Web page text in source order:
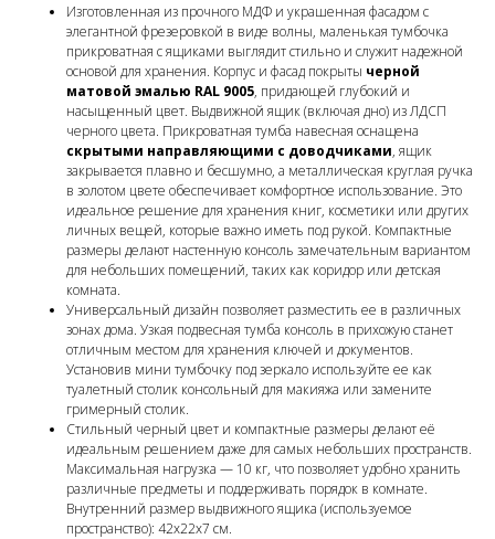
Изготовленная из прочного МДФ и украшенная фасадом с
элегантной фрезеровкой в виде волны, маленькая тумбочка
прикроватная с ящиками выглядит стильно и служит надежной
основой для хранения. Корпус и фасад покрыты черной
матовой эмалью RAL 9005, придающей глубокий и
насыщенный цвет. Выдвижной ящик (включая дно) из ЛДСП
черного цвета. Прикроватная тумба навесная оснащена
скрытыми направляющими с доводчиками, ящик
закрывается плавно и бесшумно, а металлическая круглая ручка
в золотом цвете обеспечивает комфортное использование. Это
идеальное решение для хранения книг, косметики или других
личных вещей, которые важно иметь под рукой. Компактные
размеры делают настенную консоль замечательным вариантом
для небольших помещений, таких как коридор или детская
комната.
Универсальный дизайн позволяет разместить ее в различных
зонах дома. Узкая подвесная тумба консоль в прихожую станет
отличным местом для хранения ключей и документов.
Установив мини тумбочку под зеркало используйте ее как
туалетный столик консольный для макияжа или замените
гримерный столик.
Стильный черный цвет и компактные размеры делают её
идеальным решением даже для самых небольших пространств.
Максимальная нагрузка — 10 кг, что позволяет удобно хранить
различные предметы и поддерживать порядок в комнате.
Внутренний размер выдвижного ящика (используемое
пространство): 42х22х7 см.